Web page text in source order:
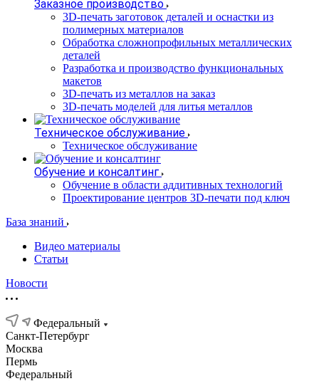
Заказное производство
3D-печать заготовок деталей и оснастки из
полимерных материалов
Обработка сложнопрофильных металлических
деталей
Разработка и производство функциональных
макетов
3D-печать из металлов на заказ
3D-печать моделей для литья металлов
Техническое обслуживание
Техническое обслуживание
Обучение и консалтинг
Обучение в области аддитивных технологий
Проектирование центров 3D-печати под ключ
База знаний
Видео материалы
Статьи
Новости
Федеральный
Санкт-Петербург
Москва
Пермь
Федеральный